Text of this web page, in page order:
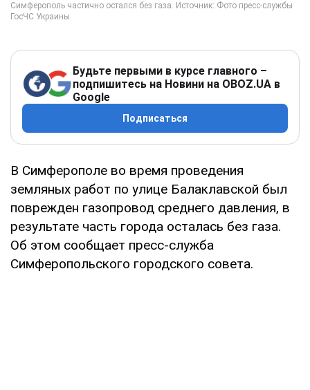
Будьте первыми в курсе главного –
подпишитесь на Новини на OBOZ.UA в
Google
Подписаться
В Симферополе во время проведения
земляных работ по улице Балаклавской был
поврежден газопровод среднего давления, в
результате часть города осталась без газа.
Об этом сообщает пресс-служба
Симферопольского городского совета.